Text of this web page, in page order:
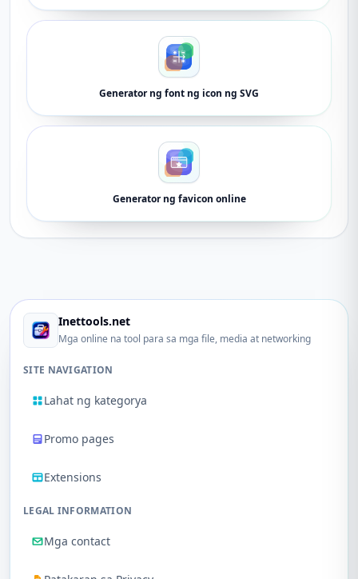
Generator ng font ng icon ng SVG
Generator ng favicon online
Inettools.net
Mga online na tool para sa mga file, media at networking
SITE NAVIGATION
Lahat ng kategorya
Promo pages
Extensions
LEGAL INFORMATION
Mga contact